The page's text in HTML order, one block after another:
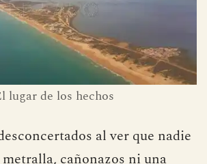
lugar de los hechos
al ver que nadie
cañonazos ni una